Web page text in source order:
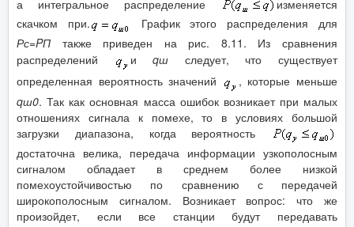
а интегральное распределение
изменяется
скачком при.
График этого распределения для
Рс=PП также приведен на рис. 8.11. Из сравнения
распределений
иqш следует, что существует
определенная вероятность значений
, которые меньше
qш0. Так как основная масса ошибок возникает при малых
отношениях сигнала к помехе, то в условиях большой
загрузки диапазона, когда вероятность
достаточна велика, передача информации узкополосным
сигналом обладает в среднем более низкой
помехоустойчивостью по сравнению с передачей
широкополосным сигналом. Возникает вопрос: что же
произойдет, если все станции будут передавать